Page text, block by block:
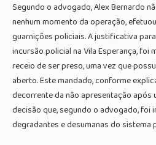
Segundo o advogado, Alex Bernardo
nenhum momento da operação,
guarnições policiais. A justificativa
incursão policial na Vila Esperança, foi
receio de ser preso, uma vez que
aberto. Este mandado, conforme
decorrente da não apresentação após
decisão que, segundo o advogado, foi
degradantes e desumanas do sistema